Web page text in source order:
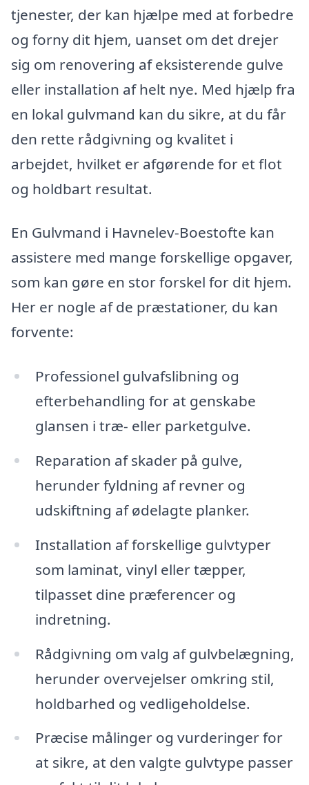
tjenester, der kan hjælpe med at forbedre
og forny dit hjem, uanset om det drejer
sig om renovering af eksisterende gulve
eller installation af helt nye. Med hjælp fra
en lokal gulvmand kan du sikre, at du får
den rette rådgivning og kvalitet i
arbejdet, hvilket er afgørende for et flot
og holdbart resultat.
En Gulvmand i Havnelev-Boestofte kan
assistere med mange forskellige opgaver,
som kan gøre en stor forskel for dit hjem.
Her er nogle af de præstationer, du kan
forvente:
Professionel gulvafslibning og
efterbehandling for at genskabe
glansen i træ- eller parketgulve.
Reparation af skader på gulve,
herunder fyldning af revner og
udskiftning af ødelagte planker.
Installation af forskellige gulvtyper
som laminat, vinyl eller tæpper,
tilpasset dine præferencer og
indretning.
Rådgivning om valg af gulvbelægning,
herunder overvejelser omkring stil,
holdbarhed og vedligeholdelse.
Præcise målinger og vurderinger for
at sikre, at den valgte gulvtype passer